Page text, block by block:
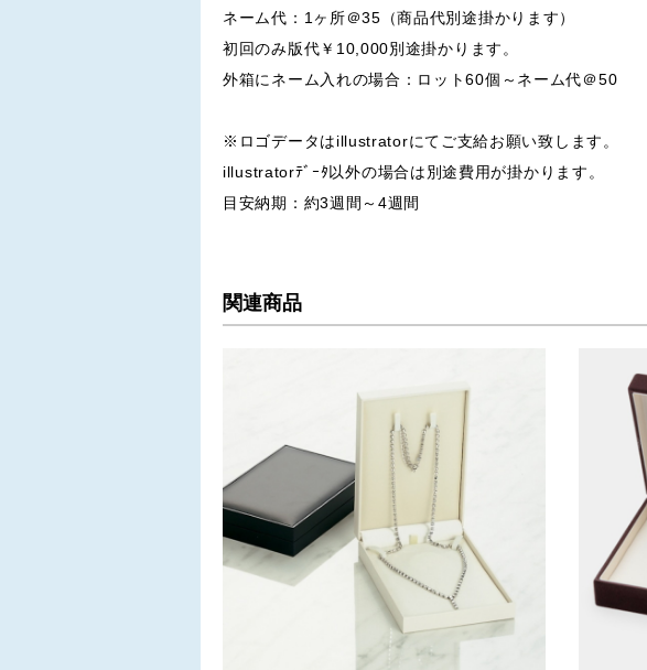
ネーム代：1ヶ所＠35（商品代別途掛かります）
初回のみ版代￥10,000別途掛かります。
外箱にネーム入れの場合：ロット60個～ネーム代＠50
※ロゴデータはillustratorにてご支給お願い致します。
illustratorﾃﾞｰﾀ以外の場合は別途費用が掛かります。
目安納期：約3週間～4週間
関連商品